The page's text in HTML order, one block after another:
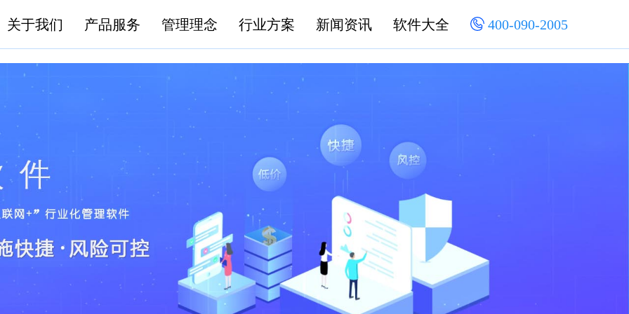
关于我们 产品服务 管理理念 行业方案 新闻资讯 软件大全 400-090-2005